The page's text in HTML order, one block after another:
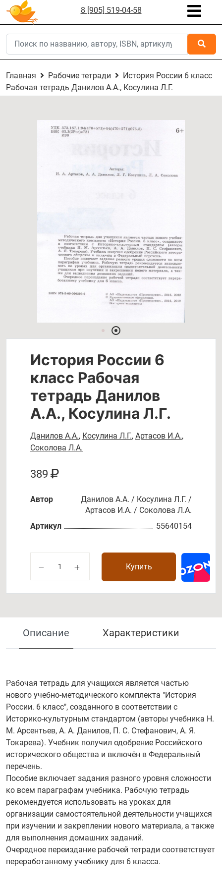
8 [905] 519-04-58
Главная Рабочие тетради
История России 6 класс
Рабочая тетрадь Данилов А.А., Косулина Л.Г.
История России 6
класс Рабочая
тетрадь Данилов
А.А., Косулина Л.Г.
Данилов А.А., Косулина Л.Г., Артасов И.А.,
Соколова Л.А.
389
Автор
Данилов А.А. / Косулина Л.Г. /
Артасов И.А. / Соколова Л.А.
Артикул
55640154
Купить
Описание Характеристики
Рабочая тетрадь для учащихся является частью
нового учебно-методического комплекта "История
России. 6 класс", созданного в соответствии с
Историко-культурным стандартом (авторы учебника Н.
М. Арсентьев, А. А. Данилов, П. С. Стефанович, А. Я.
Токарева). Учебник получил одобрение Российского
исторического общества и включён в Федеральный
перечень.
Пособие включает задания разного уровня сложности
ко всем параграфам учебника. Рабочую тетрадь
рекомендуется использовать на уроках для
организации самостоятельной деятельности учащихся
при изучении и закреплении нового материала, а также
для выполнения домашних заданий.
Очередное переиздание рабочей тетради соответствует
переработанному учебнику для 6 класса.